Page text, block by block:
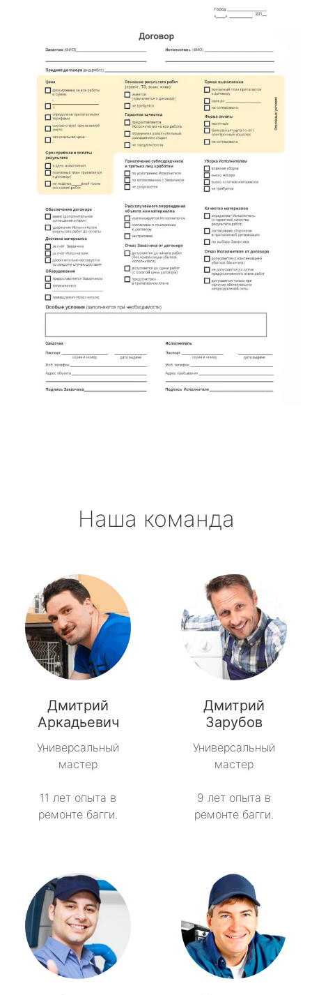
Наша команда
Дмитрий
Аркадьевич
Универсальный
мастер
11 лет опыта в
ремонте багги.
Дмитрий
Зарубов
Универсальный
мастер
9 лет опыта в
ремонте багги.